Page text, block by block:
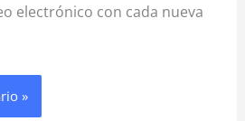
electrónico con cada nueva